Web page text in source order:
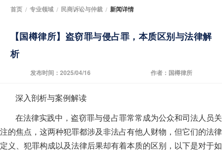
首页 / 专业领域 / 民商诉讼与仲裁 / 新闻详情
【国樽律所】盗窃罪与侵占罪，本质区别与法律解
析
发布时间：2025/04/16 作者：国樽律所
深入剖析与案例解读
在法律实践中，盗窃罪与侵占罪常常成为公众和司法人员关
注的焦点，这两种犯罪都涉及非法占有他人财物，但它们的法律
定义、犯罪构成以及法律后果却有着本质的区别，以下是对于如